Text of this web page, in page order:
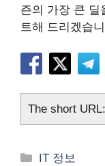
즌의 가장 큰 딜
트해 드리겠습
The short URL:
카
IT 정보